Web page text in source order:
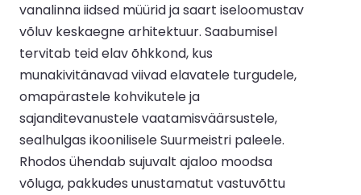
vanalinna iidsed müürid ja saart iseloomustav
võluv keskaegne arhitektuur. Saabumisel
tervitab teid elav õhkkond, kus
munakivitänavad viivad elavatele turgudele,
omapärastele kohvikutele ja
sajanditevanustele vaatamisväärsustele,
sealhulgas ikoonilisele Suurmeistri paleele.
Rhodos ühendab sujuvalt ajaloo moodsa
võluga, pakkudes unustamatut vastuvõttu